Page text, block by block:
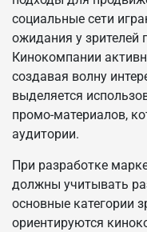
социальные сети
ожидания у
Кинокомпании
создавая волну
выделяется
промо-материалов,
аудитории.
При разработке
должны учитывать
основные категории
ориентируются